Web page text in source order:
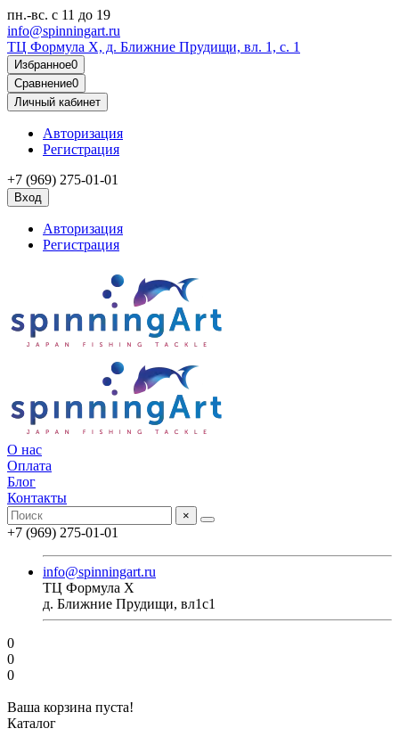
пн.-вс. с 11 до 19
info@spinningart.ru
ТЦ Формула X, д. Ближние Прудищи, вл. 1, с. 1
Избранное0
Сравнение0
Личный кабинет
Авторизация
Регистрация
+7 (969) 275-01-01
Вход
Авторизация
Регистрация
О нас
Оплата
Блог
Контакты
×
+7 (969) 275-01-01
info@spinningart.ru
ТЦ Формула X
д. Ближние Прудищи, вл1с1
0
0
0
Ваша корзина пуста!
Каталог